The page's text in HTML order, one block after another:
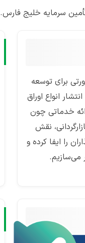
سرمایه خلیج فارس.
برای توسعه
انواع اوراق
خدماتی چون
نقش
را ایفا کرده و
می‌سازیم.